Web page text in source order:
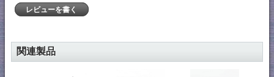
レビューを書く
関連製品